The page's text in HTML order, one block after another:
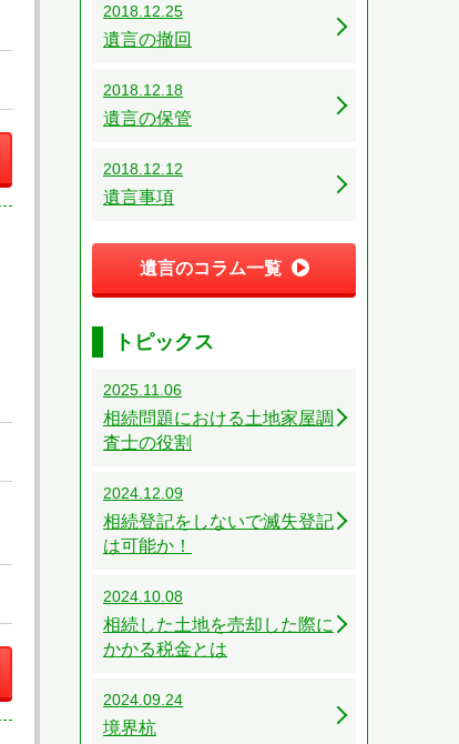
2018.12.25
遺言の撤回
2018.12.18
遺言の保管
2018.12.12
遺言事項
遺言のコラム一覧
トピックス
2025.11.06
相続問題における土地家屋調
査士の役割
2024.12.09
相続登記をしないで滅失登記
は可能か！
2024.10.08
相続した土地を売却した際に
かかる税金とは
2024.09.24
境界杭